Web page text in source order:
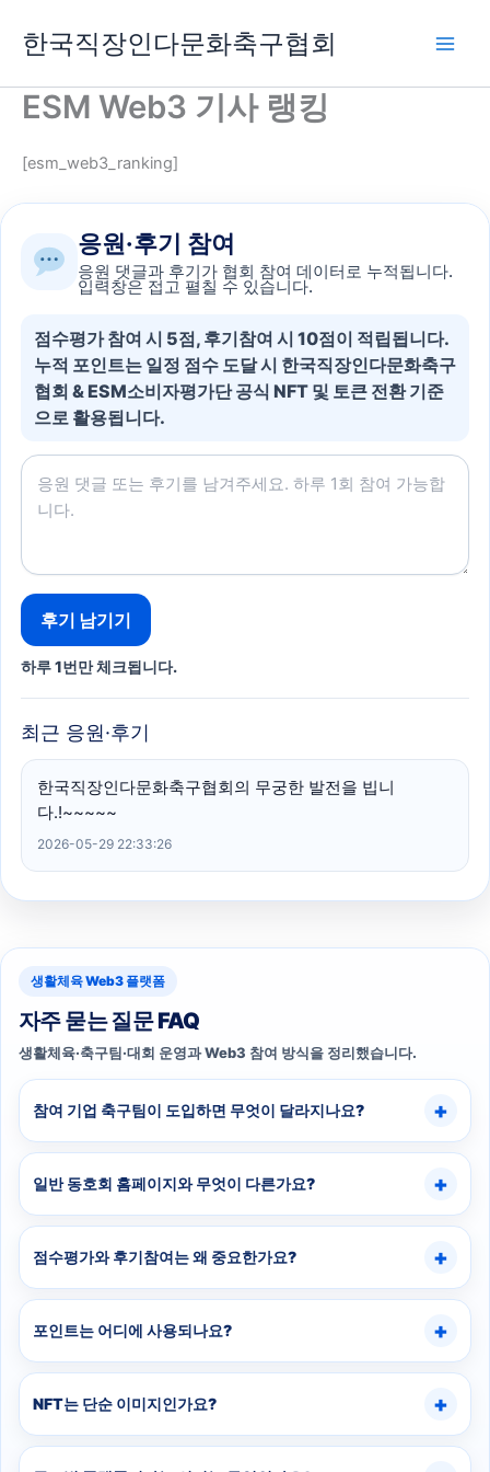
로
한국직장인다문화축구협회
ESM Web3 기사 랭킹
[esm_web3_ranking]
응원·후기 참여
응원 댓글과 후기가 협회 참여 데이터로 누적됩니다.
입력창은 접고 펼칠 수 있습니다.
점수평가 참여 시 5점, 후기참여 시 10점이 적립됩니다.
누적 포인트는 일정 점수 도달 시 한국직장인다문화축구
협회 & ESM소비자평가단 공식 NFT 및 토큰 전환 기준
으로 활용됩니다.
후기 남기기
하루 1번만 체크됩니다.
최근 응원·후기
한국직장인다문화축구협회의 무궁한 발전을 빕니
다.!~~~~~
2026-05-29 22:33:26
생활체육 Web3 플랫폼
자주 묻는 질문 FAQ
생활체육·축구팀·대회 운영과 Web3 참여 방식을 정리했습니다.
참여 기업 축구팀이 도입하면 무엇이 달라지나요?
일반 동호회 홈페이지와 무엇이 다른가요?
점수평가와 후기참여는 왜 중요한가요?
포인트는 어디에 사용되나요?
NFT는 단순 이미지인가요?